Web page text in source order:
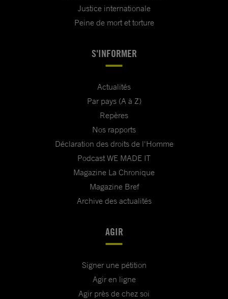
Justice internationale
Peine de mort et torture
S'INFORMER
Actualités
Par pays (A à Z)
Repères
Nos rapports
Déclaration des droits de l'Homme
Podcast WE MADE IT
Magazine La Chronique
Magazine Bref
Archive des actualités
AGIR
Signer une pétition
Agir en ligne
Agir près de chez soi